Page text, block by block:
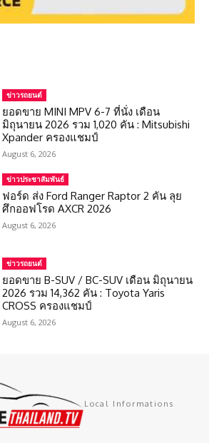
ข่าวรถยนต์
ยอดขาย MINI MPV 6-7 ที่นั่ง เดือน
มิถุนายน 2026 รวม 1,020 คัน : Mitsubishi
Xpander ครองแชมป์
August 6, 2026
ข่าวประชาสัมพันธ์
ฟอร์ด ส่ง Ford Ranger Raptor 2 คัน ลุย
ศึกออฟโรด AXCR 2026
August 6, 2026
ข่าวรถยนต์
ยอดขาย B-SUV / BC-SUV เดือน มิถุนายน
2026 รวม 14,362 คัน : Toyota Yaris
CROSS ครองแชมป์
August 6, 2026
Local Informations